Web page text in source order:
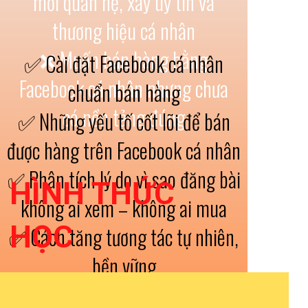
thương hiệu cá nhân
❌ Muốn bán hàng bằng
Facebook cá nhân nhưng chưa
có nền tảng đúng
✅ Cài đặt Facebook cá nhân
chuẩn bán hàng
✅ Những yếu tố cốt lõi để bán
được hàng trên Facebook cá nhân
✅ Phân tích lý do vì sao đăng bài
không ai xem – không ai mua
✅ Cách tăng tương tác tự nhiên,
bền vững
HÌNH THỨC
HỌC